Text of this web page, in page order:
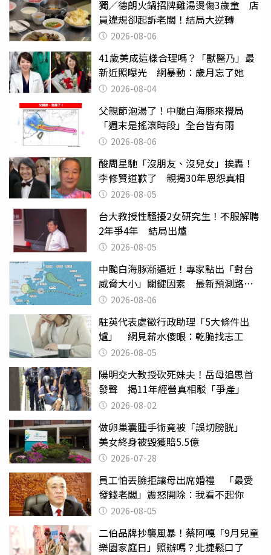
獨／德朗火鍋招牌雞湯燙傷3歲童 店
員違規卻起訴老闆！結局大逆轉
2026-08-06
41歲美成這樣合理嗎？「獸醫乃」最
新近照曝光 網暴動：歲月忘了她
2026-08-04
父親節泡湯了！中颱白海豚來攪局
「週末是搖滾時段」全台皆有雨
2026-08-06
酸周星馳「沒朋友、沒兒女」挨轟！
李修賢道歉了 親揭30年恩怨真相
2026-08-05
台大教授性騷擾2女研究生！不服解聘
2年爭4年 結局出爐
2026-08-05
中颱白海豚漸逼近！專家點出「對台
威脅大小」關鍵因素 最新預測路徑
曝 2026-08-06
駐英代表處徵行政助理「5大條件出
爐」 網見薪水傻眼：乾脆找志工
2026-08-05
陽明交大教授砍死妹夫！岳母追思首
發聲 揭11年經營真相駁「爭產」
2026-08-02
做卵巢囊腫手術竟被「誤切膀胱」
美女終身被毀獲賠5.5億
2026-07-28
員工怕丟臉拒讓母出席婚禮 「最愛
發錢老闆」震怒開除：我看不起你
2026-08-05
二伯品牌抄襲風暴！蔡阿嘎「9月兒童
樂園家庭日」照辦嗎？北捷鬆口了